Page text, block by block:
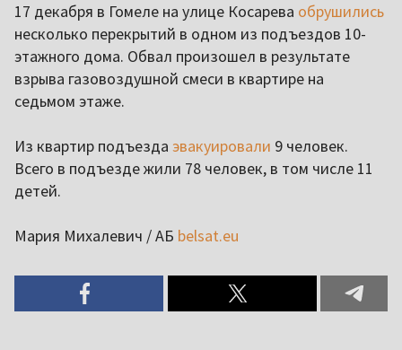
17 декабря в Гомеле на улице Косарева обрушились
несколько перекрытий в одном из подъездов 10-
этажного дома. Обвал произошел в результате
взрыва газовоздушной смеси в квартире на
седьмом этаже.
Из квартир подъезда эвакуировали 9 человек.
Всего в подъезде жили 78 человек, в том числе 11
детей.
Мария Михалевич / АБ belsat.eu